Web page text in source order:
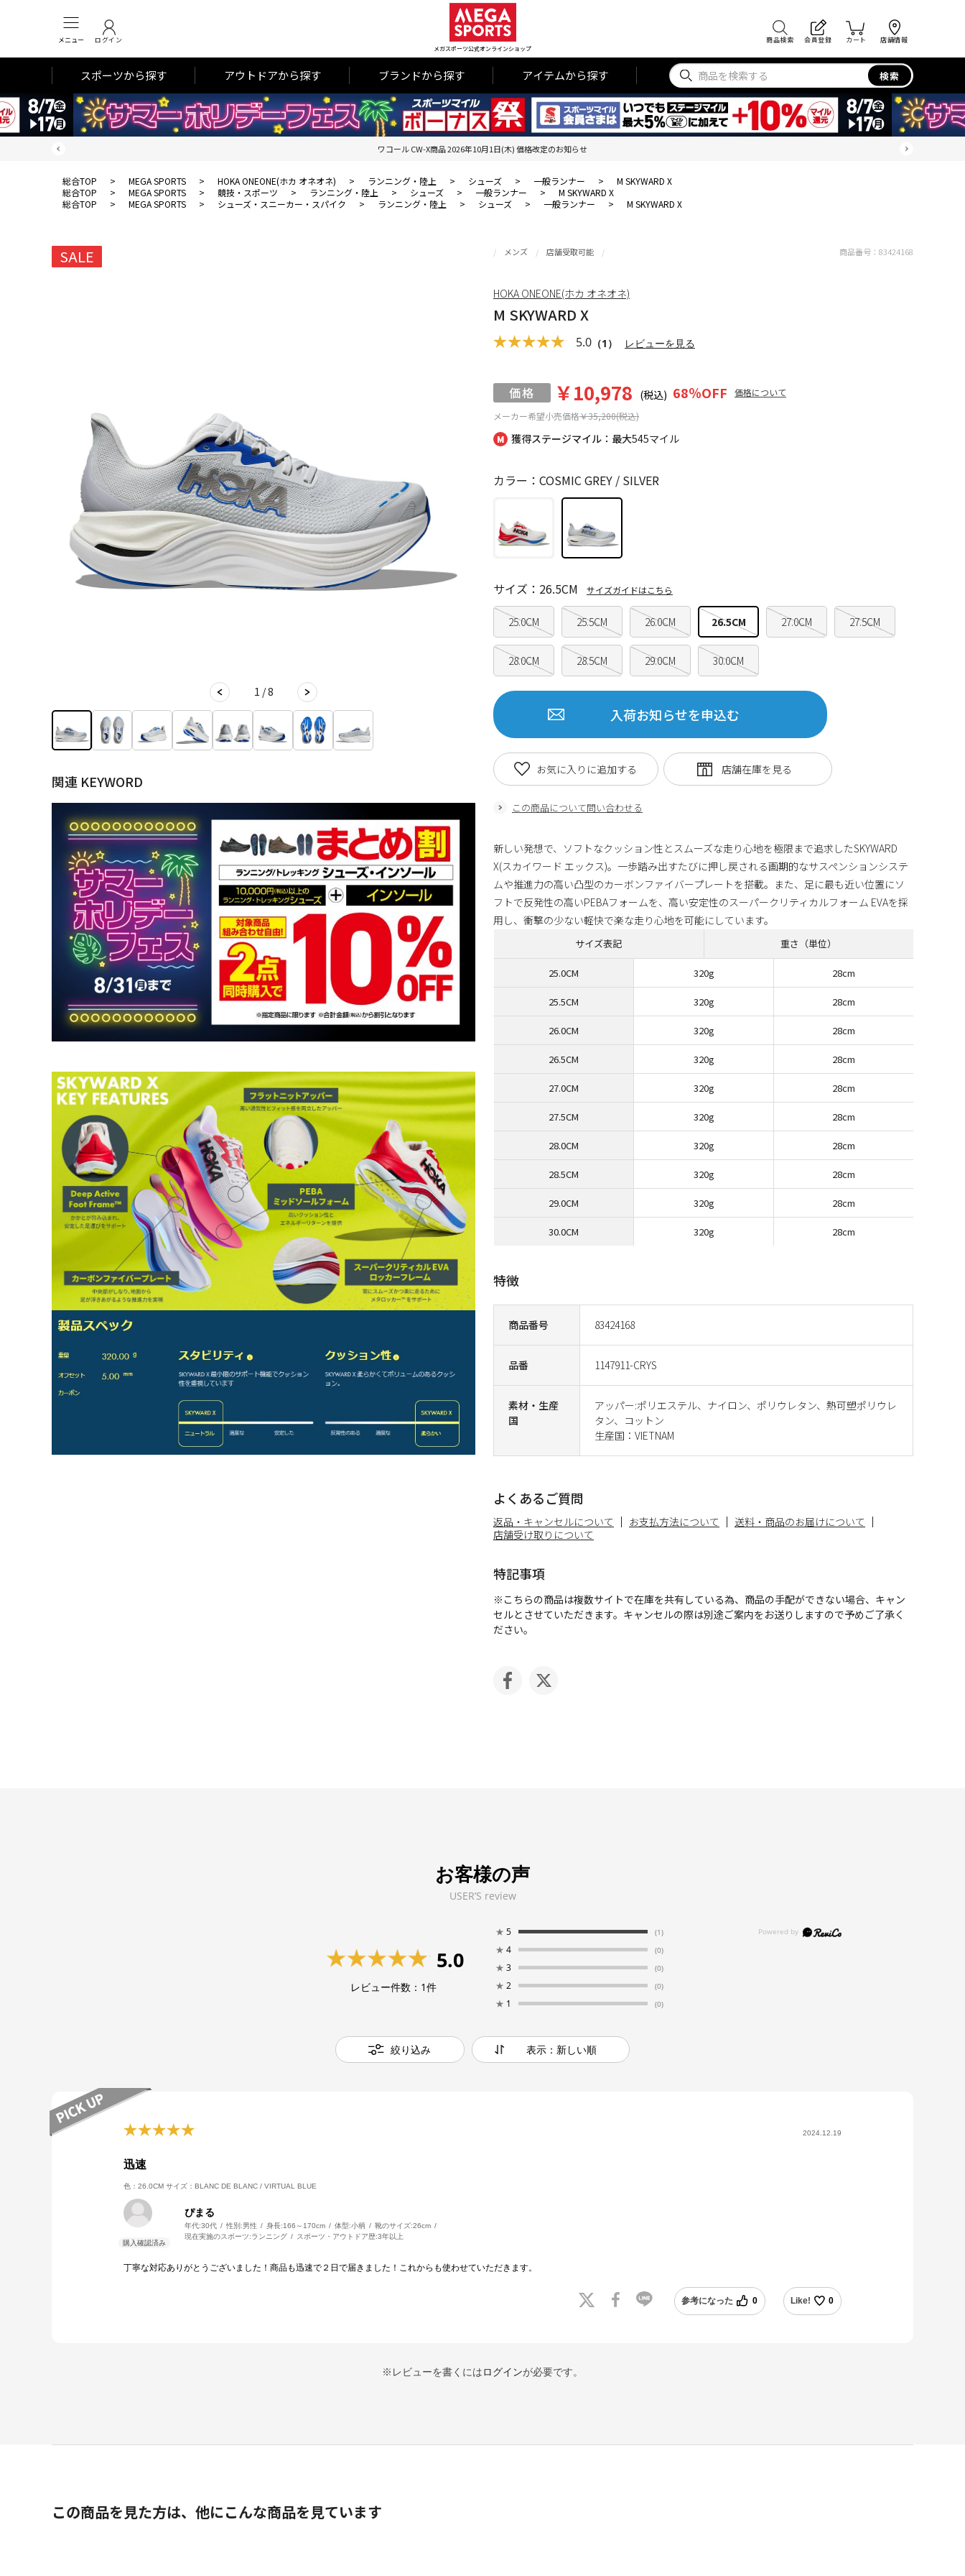
メニュー ログイン
メガスポーツ公式オンラインショップ
商品検索 会員登録 カート 店舗情報
スポーツから探す アウトドアから探す ブランドから探す アイテムから探す 検索
ワコール CW-X商品 2026年10月1日(木) 価格改定のお知らせ
総合TOP > MEGA SPORTS > HOKA ONEONE(ホカ オネオネ) > ランニング・陸上 > シューズ > 一般ランナー >
M SKYWARD X
総合TOP
> MEGA SPORTS > 競技・スポーツ > ランニング・陸上 > シューズ > 一般ランナー >
M SKYWARD X
総合TOP
> MEGA SPORTS > シューズ・スニーカー・スパイク > ランニング・陸上 > シューズ > 一般ランナー > M SKYWARD X
SALE
1 / 8
関連 KEYWORD
獲得ステージマイル：最大545マイル
メンズ 店舗受取可能
M SKYWARD X
5.0 （1） レビューを見る
メーカー希望小売価格￥35,200(税込)
￥10,978 (税込) 68％OFF 価格について
商品番号 83424168
品番 1147911-CRYS
素材・生産
国
アッパー:ポリエステル、ナイロン、ポリウレタン、熱可塑ポリウレ
タン、コットン
生産国：VIETNAM
カラー：COSMIC GREY / SILVER
25.0CM 25.5CM 26.0CM 26.5CM 27.0CM 27.5CM
28.0CM 28.5CM 29.0CM 30.0CM
サイズ：26.5CM サイズガイドはこちら
入荷お知らせを申込む
この商品について問い合わせる
お気に入りに追加する
商品番号： 83424168
HOKA ONEONE(ホカ オネオネ)
新しい発想で、ソフトなクッション性とスムーズな走り心地を極限まで追求したSKYWARD
X(スカイワード エックス)。一歩踏み出すたびに押し戻される画期的なサスペンションシステ
ムや推進力の高い凸型のカーボンファイバープレートを搭載。また、足に最も近い位置にソ
フトで反発性の高いPEBAフォームを、高い安定性のスーパークリティカルフォーム EVAを採
用し、衝撃の少ない軽快で楽な走り心地を可能にしています。
特徴
よくあるご質問
返品・キャンセルについて お支払方法について
送料・商品のお届けについて
店舗受け取りについて
特記事項
※こちらの商品は複数サイトで在庫を共有している為、商品の手配ができない場合、キャン
セルとさせていただきます。キャンセルの際は別途ご案内をお送りしますので予めご了承く
ださい。
サイズ表記 重さ（単位）
25.0CM 320g 28cm
25.5CM 320g 28cm
26.0CM 320g 28cm
26.5CM 320g 28cm
27.0CM 320g 28cm
27.5CM 320g 28cm
28.0CM 320g 28cm
28.5CM 320g 28cm
29.0CM 320g 28cm
30.0CM 320g 28cm
お客様の声
USER’S review
5.0
レビュー件数： 1件
★ 5 (1)
★ 4 (0)
★ 3 (0)
★ 2 (0)
★ 1 (0)
絞り込み 表示：新しい順
2024.12.19
迅速
色：26.0CM サイズ：BLANC DE BLANC / VIRTUAL BLUE
ぴまる
年代:30代 性別:男性 身長:166～170cm 体型:小柄 靴のサイズ:26cm
現在実施のスポーツ:ランニング スポーツ・アウトドア歴:3年以上
丁寧な対応ありがとうございました！商品も迅速で２日で届きました！これからも使わせていただきます。
参考になった 0 Like! 0
※レビューを書くにはログインが必要です。
この商品を見た方は、他にこんな商品を見ています